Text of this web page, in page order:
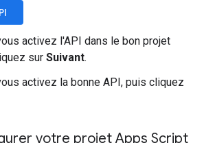
activez l'API dans le bon projet
sur Suivant.
activez la bonne API, puis cliquez
votre projet Apps Script